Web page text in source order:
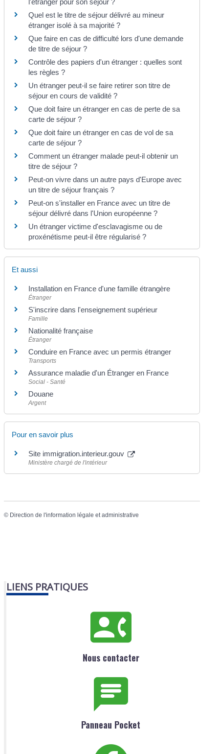
Quel est le titre de séjour délivré au mineur
étranger isolé à sa majorité ?
Que faire en cas de difficulté lors d'une demande
de titre de séjour ?
Contrôle des papiers d'un étranger : quelles sont
les règles ?
Un étranger peut-il se faire retirer son titre de
séjour en cours de validité ?
Que doit faire un étranger en cas de perte de sa
carte de séjour ?
Que doit faire un étranger en cas de vol de sa
carte de séjour ?
Comment un étranger malade peut-il obtenir un
titre de séjour ?
Peut-on vivre dans un autre pays d'Europe avec
un titre de séjour français ?
Peut-on s'installer en France avec un titre de
séjour délivré dans l'Union européenne ?
Un étranger victime d'esclavagisme ou de
proxénétisme peut-il être régularisé ?
Et aussi
Installation en France d'une famille étrangère
Étranger
S'inscrire dans l'enseignement supérieur
Famille
Nationalité française
Étranger
Conduire en France avec un permis étranger
Transports
Assurance maladie d'un Étranger en France
Social - Santé
Douane
Argent
Pour en savoir plus
Site immigration.interieur.gouv
Ministère chargé de l'intérieur
© Direction de l'information légale et administrative
LIENS PRATIQUES
Nous contacter
Panneau Pocket